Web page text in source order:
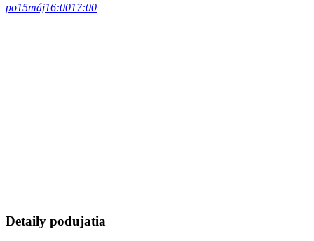
po15máj16:0017:00
Detaily podujatia